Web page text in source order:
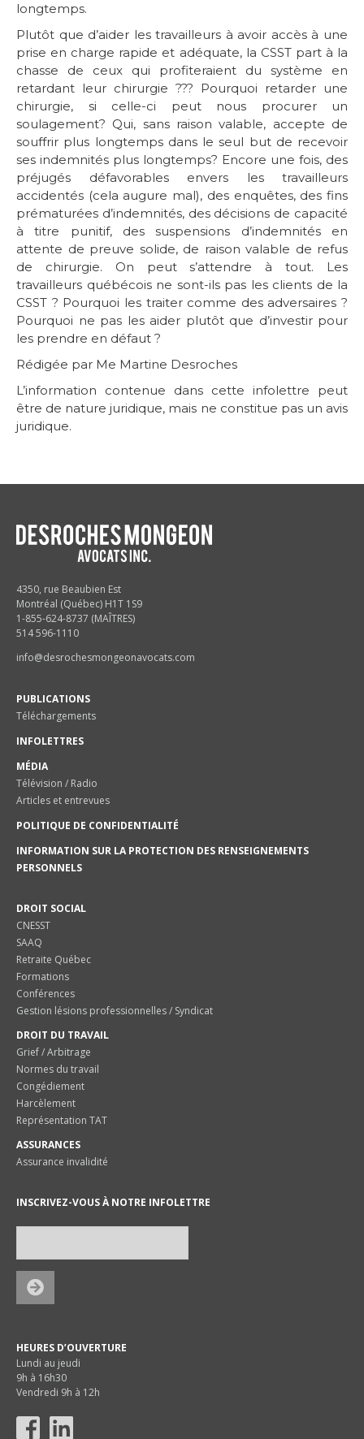
longtemps.
Plutôt que d’aider les travailleurs à avoir accès à une
prise en charge rapide et adéquate, la CSST part à la
chasse de ceux qui profiteraient du système en
retardant leur chirurgie ??? Pourquoi retarder une
chirurgie, si celle-ci peut nous procurer un
soulagement? Qui, sans raison valable, accepte de
souffrir plus longtemps dans le seul but de recevoir
ses indemnités plus longtemps? Encore une fois, des
préjugés défavorables envers les travailleurs
accidentés (cela augure mal), des enquêtes, des fins
prématurées d’indemnités, des décisions de capacité
à titre punitif, des suspensions d’indemnités en
attente de preuve solide, de raison valable de refus
de chirurgie. On peut s’attendre à tout. Les
travailleurs québécois ne sont-ils pas les clients de la
CSST ? Pourquoi les traiter comme des adversaires ?
Pourquoi ne pas les aider plutôt que d’investir pour
les prendre en défaut ?
Rédigée par Me Martine Desroches
L’information contenue dans cette infolettre peut
être de nature juridique, mais ne constitue pas un avis
juridique.
4350, rue Beaubien Est
Montréal (Québec) H1T 1S9
1-855-624-8737 (MAÎTRES)
514 596-1110
info@desrochesmongeonavocats.com
PUBLICATIONS
Téléchargements
INFOLETTRES
MÉDIA
Télévision / Radio
Articles et entrevues
POLITIQUE DE CONFIDENTIALITÉ
INFORMATION SUR LA PROTECTION DES RENSEIGNEMENTS
PERSONNELS
DROIT SOCIAL
CNESST
SAAQ
Retraite Québec
Formations
Conférences
Gestion lésions professionnelles / Syndicat
DROIT DU TRAVAIL
Grief / Arbitrage
Normes du travail
Congédiement
Harcèlement
Représentation TAT
ASSURANCES
Assurance invalidité
INSCRIVEZ-VOUS À NOTRE INFOLETTRE
HEURES D’OUVERTURE
Lundi au jeudi
9h à 16h30
Vendredi 9h à 12h